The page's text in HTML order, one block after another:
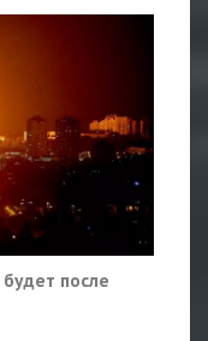
после